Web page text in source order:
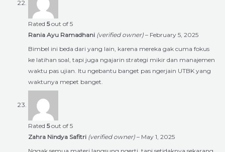
Rated 5out of 5
Rania Ayu Ramadhani (verified owner) – February 5, 2025
Bimbel ini beda dari yang lain, karena mereka gak cuma fokus
ke latihan soal, tapi juga ngajarin strategi mikir dan manajemen
waktu pas ujian. Itu ngebantu banget pas ngerjain UTBK yang
waktunya mepet banget.
Rated 5out of 5
Zahra Nindya Safitri (verified owner) – May 1, 2025